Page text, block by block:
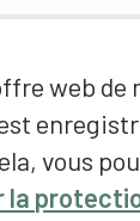
web de
vous
la